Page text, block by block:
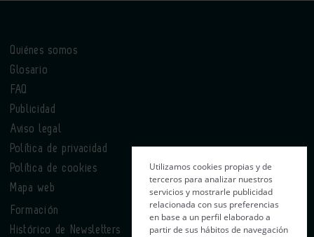
Quiénes somos
Glosario
FAQ
Publicidad
Aviso legal
Política de privacidad
Política de cookies
Mapa web
Formación
Histórico de Newsletters
Utilizamos cookies propias y de
terceros para analizar nuestros
servicios y mostrarle publicidad
relacionada con sus preferencias
en base a un perfil elaborado a
partir de sus hábitos de navegación